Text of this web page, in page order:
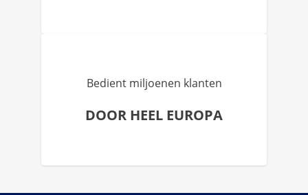
Bedient miljoenen klanten
DOOR HEEL EUROPA